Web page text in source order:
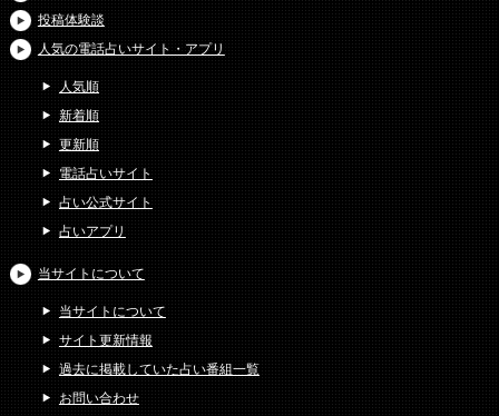
投稿体験談
人気の電話占いサイト・アプリ
人気順
新着順
更新順
電話占いサイト
占い公式サイト
占いアプリ
当サイトについて
当サイトについて
サイト更新情報
過去に掲載していた占い番組一覧
お問い合わせ